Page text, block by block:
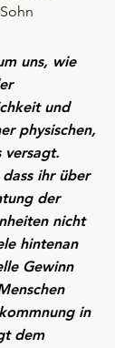
uns, wie
und
physischen,
versagt.
ihr über
der
nicht
hintenan
Gewinn
in
dem